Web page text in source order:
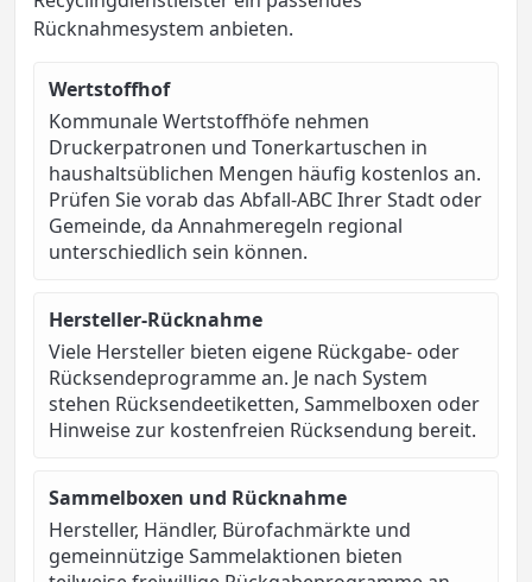
Rücknahmesystem anbieten.
Wertstoffhof
Kommunale Wertstoffhöfe nehmen
Druckerpatronen und Tonerkartuschen in
haushaltsüblichen Mengen häufig kostenlos an.
Prüfen Sie vorab das Abfall-ABC Ihrer Stadt oder
Gemeinde, da Annahmeregeln regional
unterschiedlich sein können.
Hersteller-Rücknahme
Viele Hersteller bieten eigene Rückgabe- oder
Rücksendeprogramme an. Je nach System
stehen Rücksendeetiketten, Sammelboxen oder
Hinweise zur kostenfreien Rücksendung bereit.
Sammelboxen und Rücknahme
Hersteller, Händler, Bürofachmärkte und
gemeinnützige Sammelaktionen bieten